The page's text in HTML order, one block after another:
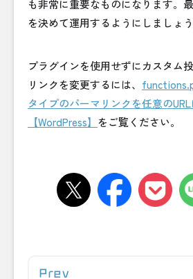
も非常に重要なものになります。
を決めて運用するようにしましょう
プラグインを使用せずにカスタム
リンクを変更するには、
タイプのパーマリンクを任意の
【WordPress】 をご覧ください。